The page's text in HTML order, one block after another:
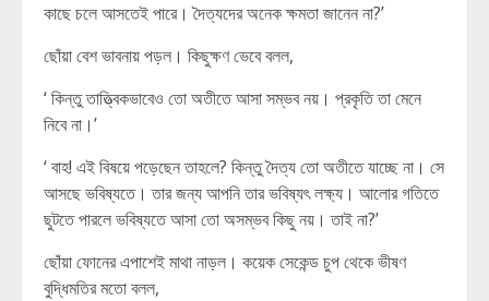
কাছে চলে আসতেই পারে। দৈত্যদের অনেক ক্ষমতা জানেন না?’
ছোঁয়া বেশ ভাবনায় পড়ল। কিছুক্ষণ ভেবে বলল,
‘ কিন্তু তাত্ত্বিকভাবেও তো অতীতে আসা সম্ভব নয়। প্রকৃতি তা মেনে
নিবে না।’
‘ বাহ! এই বিষয়ে পড়েছেন তাহলে? কিন্তু দৈত্য তো অতীতে যাচ্ছে না। সে
আসছে ভবিষ্যতে। তার জন্য আপনি তার ভবিষ্যৎ লক্ষ্য। আলোর গতিতে
ছুটতে পারলে ভবিষ্যতে আসা তো অসম্ভব কিছু নয়। তাই না?’
ছোঁয়া ফোনের এপাশেই মাথা নাড়ল। কয়েক সেকেন্ড চুপ থেকে ভীষণ
বুদ্ধিমতির মতো বলল,